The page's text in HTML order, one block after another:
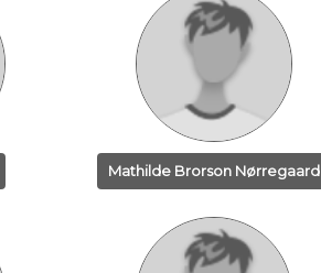
Mathilde Brorson Nørregaard